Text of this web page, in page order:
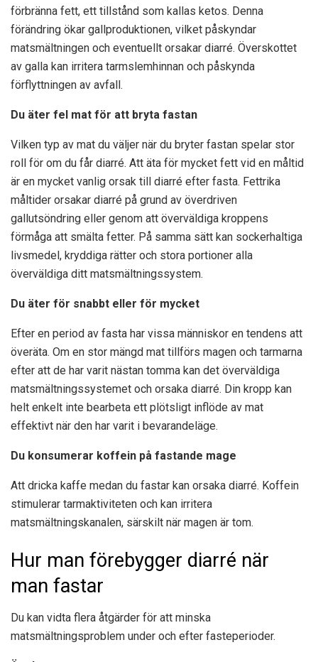
förbränna fett, ett tillstånd som kallas ketos. Denna
förändring ökar gallproduktionen, vilket påskyndar
matsmältningen och eventuellt orsakar diarré. Överskottet
av galla kan irritera tarmslemhinnan och påskynda
förflyttningen av avfall.
Du äter fel mat för att bryta fastan
Vilken typ av mat du väljer när du bryter fastan spelar stor
roll för om du får diarré. Att äta för mycket fett vid en måltid
är en mycket vanlig orsak till diarré efter fasta. Fettrika
måltider orsakar diarré på grund av överdriven
gallutsöndring eller genom att överväldiga kroppens
förmåga att smälta fetter. På samma sätt kan sockerhaltiga
livsmedel, kryddiga rätter och stora portioner alla
överväldiga ditt matsmältningssystem.
Du äter för snabbt eller för mycket
Efter en period av fasta har vissa människor en tendens att
överäta. Om en stor mängd mat tillförs magen och tarmarna
efter att de har varit nästan tomma kan det överväldiga
matsmältningssystemet och orsaka diarré. Din kropp kan
helt enkelt inte bearbeta ett plötsligt inflöde av mat
effektivt när den har varit i bevarandeläge.
Du konsumerar koffein på fastande mage
Att dricka kaffe medan du fastar kan orsaka diarré. Koffein
stimulerar tarmaktiviteten och kan irritera
matsmältningskanalen, särskilt när magen är tom.
Hur man förebygger diarré när
man fastar
Du kan vidta flera åtgärder för att minska
matsmältningsproblem under och efter fasteperioder.